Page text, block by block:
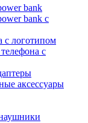
bank
bank с
с логотипом
с
аксессуары